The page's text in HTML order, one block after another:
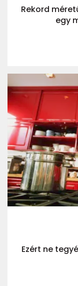
Rekord
egy
Ezért ne